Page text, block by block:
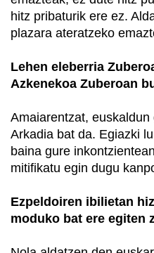
hitz pribaturik ere ez.
plazara ateratzeko
Lehen eleberria
Azkenekoa Zuberoan
Amaiarentzat,
Arkadia bat da. Egiazki
baina gure
mitifikatu egin dugu
Ezpeldoiren ibilietan
moduko bat ere egiten